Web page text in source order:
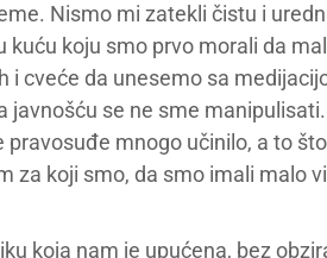
Nismo mi zatekli čistu i
kuću koju smo prvo morali da
i cveće da unesemo sa
javnošću se ne sme
pravosuđe mnogo učinilo, a to
za koji smo, da smo imali malo
koja nam je upućena, bez